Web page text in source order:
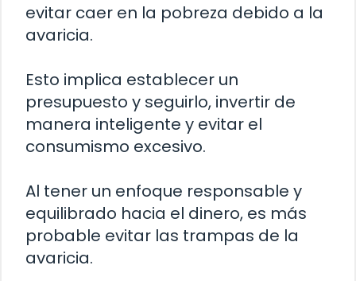
evitar caer en la pobreza debido a la
avaricia.
Esto implica establecer un
presupuesto y seguirlo, invertir de
manera inteligente y evitar el
consumismo excesivo.
Al tener un enfoque responsable y
equilibrado hacia el dinero, es más
probable evitar las trampas de la
avaricia.